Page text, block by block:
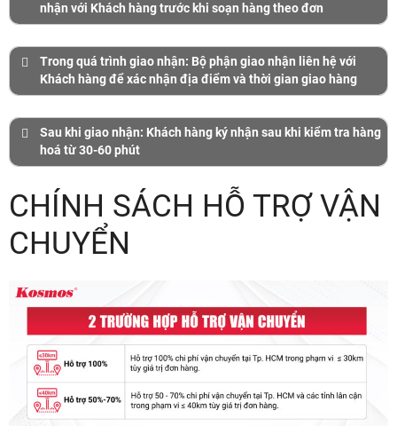
nhận với Khách hàng trước khi soạn hàng theo đơn
BƯỚC 1: HÀNG TRƯỚC KHI GIAO NHẬN
Trong quá trình giao nhận: Bộ phận giao nhận liên hệ với
Khách hàng để xác nhận địa điểm và thời gian giao hàng
BƯỚC 2: HÀNG TRONG QUÁ TRÌNH GIAO NHẬN
1. Giao
nhận hàng
đến nhà
thự
Phí phát sinh khi bốc hàng quá 5m, bốc
2. Giao
nhận hàng
đến nhà
(có hẻm
nhỏ )
Đường vào các hẻm nhỏ rất khó vào,
nên Đại lý/Khách hàng báo trước, để
nhân viên Kosmos tìm phương án thay
thế bằng xe nhỏ và đưa thêm các dụng
cụ hỗ trợ giao nhận.
Sau khi giao nhận: Khách hàng ký nhận sau khi kiểm tra hàng
hoá từ 30-60 phút
BƯỚC 3: HÀNG TRONG KHI GIAO NHẬN
a) Kiểm hàng hóa trực tiếp:
tình trạng hàng ngay khi nhận hàng.
b) Kiểm hàng hóa ủy thác/ủy quyền đơn vị thứ 3:
Đại Lý /Khách Hàng cung cấp tên /số điện thoại
hoặc giấy giới thiệu chỉ định người nhận hàng ,có
trách nhiệm đồng kiểm tra số lượng, màu sắc, tình
trạng hàng ngay khi nhận hàng.
CHÍNH SÁCH HỖ TRỢ VẬN
CHUYỂN